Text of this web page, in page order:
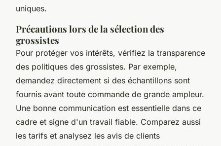
uniques.
Précautions lors de la sélection des
grossistes
Pour protéger vos intérêts, vérifiez la transparence
des politiques des grossistes. Par exemple,
demandez directement si des échantillons sont
fournis avant toute commande de grande ampleur.
Une bonne communication est essentielle dans ce
cadre et signe d'un travail fiable. Comparez aussi
les tarifs et analysez les avis de clients